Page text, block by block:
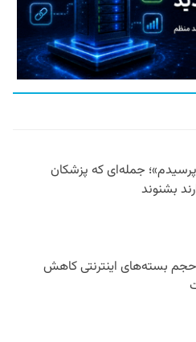
«اول از AI پرسیدم»؛ جمله‌ای که پزشکان
بشنوند
حجم بسته‌های اینترنتی کاهش